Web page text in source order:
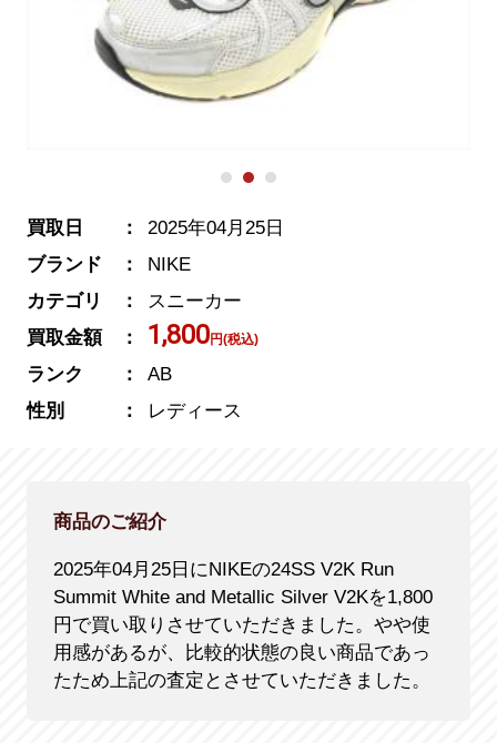
買取日
2025年04月25日
ブランド
NIKE
カテゴリ
スニーカー
買取金額
1,800円(税込)
ランク
AB
性別
レディース
商品のご紹介
2025年04月25日にNIKEの24SS V2K Run
Summit White and Metallic Silver V2Kを1,800
円で買い取りさせていただきました。やや使
用感があるが、比較的状態の良い商品であっ
たため上記の査定とさせていただきました。